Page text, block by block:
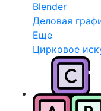
Blender
Деловая
Еще
Цирковое